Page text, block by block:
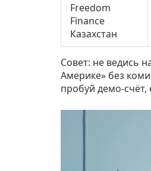
Freedom
Finance
Казахстан
Совет: не ведись
Америке» без
пробуй демо-счёт,